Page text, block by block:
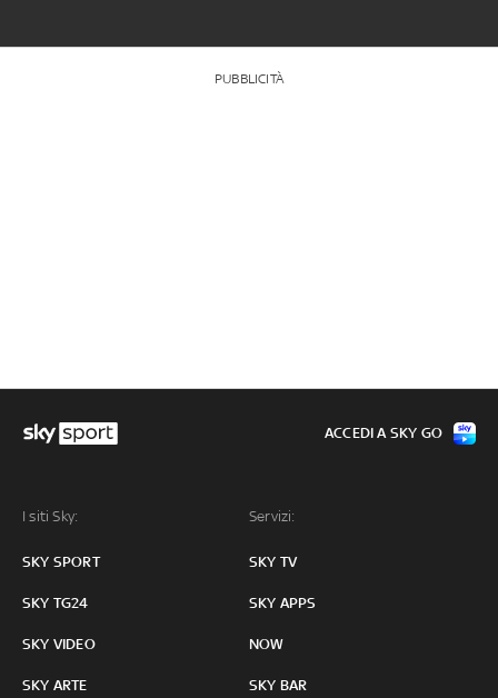
PUBBLICITÀ
I siti Sky:
SKY SPORT
SKY TG24
SKY VIDEO
SKY ARTE
Servizi:
SKY TV
SKY APPS
NOW
SKY BAR
ACCEDI A SKY GO